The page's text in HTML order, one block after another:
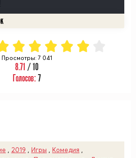
Просмотры: 7 041
8.71 / 10
Голосов: 7
2019 Игры Комедия